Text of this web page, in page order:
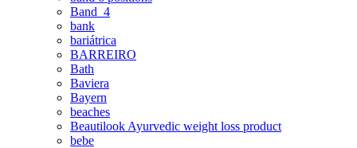
Band_4
bank
bariátrica
BARREIRO
Bath
Baviera
Bayern
beaches
Beautilook Ayurvedic weight loss product
bebe